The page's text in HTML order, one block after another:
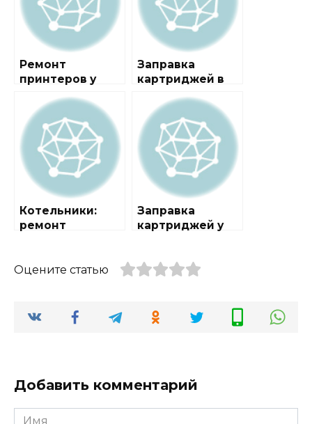
Ремонт
принтеров у
Котельники
Заправка
картриджей в
Котельники
Котельники:
ремонт
Заправка
картриджей у
Оцените статью
Добавить комментарий
Имя